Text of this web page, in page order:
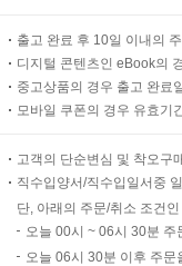
출고 완료 후 10일 이내의
디지털 콘텐츠인 eBook의
중고상품의 경우 출고 완료
모바일 쿠폰의 경우 유효기
고객의 단순변심 및 착오구
직수입양서/직수입일서중
단, 아래의 주문/취소 조건
오늘 00시 ~ 06시 30분
오늘 06시 30분 이후 주